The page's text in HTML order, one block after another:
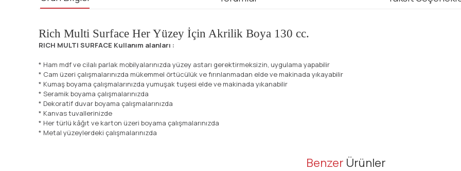
Rich Multi Surface Her Yüzey İçin Akrilik Boya 130 cc.
RICH MULTI SURFACE Kullanım alanları :
* Ham mdf ve cilalı parlak mobilyalarınızda yüzey astarı gerektirmeksizin, uygulama yapabilir
* Cam üzeri çalışmalarınızda mükemmel örtücülük ve fırınlanmadan elde ve makinada yıkayabilir
* Kumaş boyama çalışmalarınızda yumuşak tuşesi elde ve makinada yıkanabilir
* Seramik boyama çalışmalarınızda
* Dekoratif duvar boyama çalışmalarınızda
* Kanvas tuvallerinizde
* Her türlü kâğıt ve karton üzeri boyama çalışmalarınızda
* Metal yüzeylerdeki çalışmalarınızda
Bu ürünün fiyat bilgisi, resim, ürün açıklamalarında ve diğer konularda yetersiz gördüğünüz noktaları öneri formunu kullanarak
Benzer Ürünler